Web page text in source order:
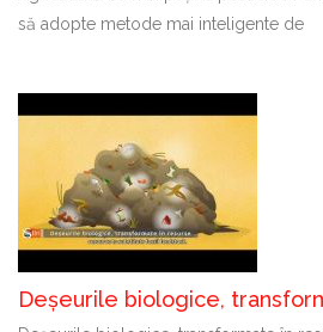
să adopte metode mai inteligente de
Deșeurile biologice,